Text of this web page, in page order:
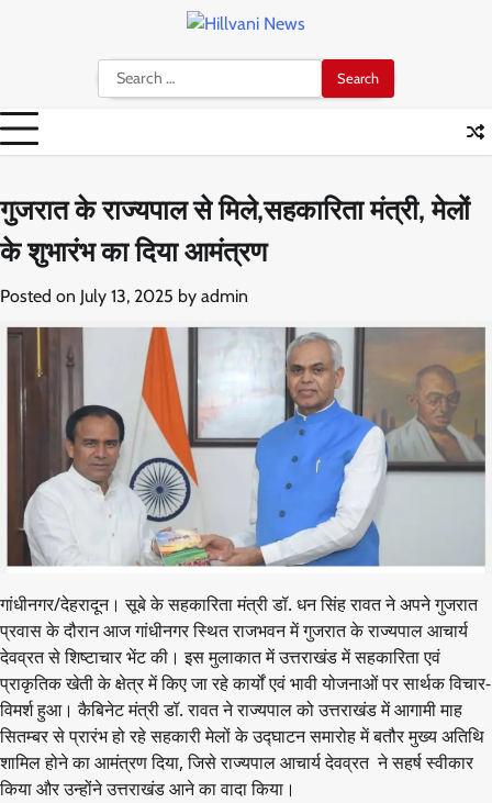
Search
for:
गुजरात के राज्यपाल से मिले,सहकारिता मंत्री, मेलों
के शुभारंभ का दिया आमंत्रण
Posted on July 13, 2025 by admin
गांधीनगर/देहरादून। सूबे के सहकारिता मंत्री डॉ. धन सिंह रावत ने अपने गुजरात
प्रवास के दौरान आज गांधीनगर स्थित राजभवन में गुजरात के राज्यपाल आचार्य
देवव्रत से शिष्टाचार भेंट की। इस मुलाकात में उत्तराखंड में सहकारिता एवं
प्राकृतिक खेती के क्षेत्र में किए जा रहे कार्यों एवं भावी योजनाओं पर सार्थक विचार-
विमर्श हुआ। कैबिनेट मंत्री डॉ. रावत ने राज्यपाल को उत्तराखंड में आगामी माह
सितम्बर से प्रारंभ हो रहे सहकारी मेलों के उद्घाटन समारोह में बतौर मुख्य अतिथि
शामिल होने का आमंत्रण दिया, जिसे राज्यपाल आचार्य देवव्रत ने सहर्ष स्वीकार
किया और उन्होंने उत्तराखंड आने का वादा किया।